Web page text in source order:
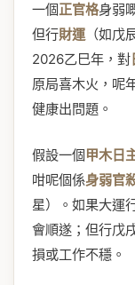
一個正官格身弱
但行財運 （如
2026乙巳年，對
原局喜木火，呢
健康出問題。
假設一個 甲木日
咁呢個係身弱官
星）。如果大運
會順遂；但行戊
損或工作不穩。